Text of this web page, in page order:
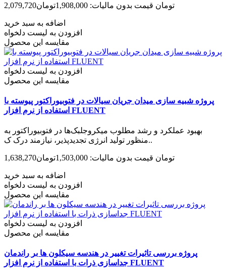
2,079,720تومان قیمت بدون مالیات: 1,908,000تومان
اضافه به سبد خرید
افزودن به لیست دلخواه
مقایسه این محصول
افزودن به لیست دلخواه
مقایسه این محصول
پروژه شبیه سازی میدان جریان سیالات در فتوبیوراکتور پیوسته با
استفاده از نرم افزار FLUENT
بهبود عملکرد و رشد مطلوب میکروجلبک‌ها در فتوبیوراکتور به‌
منظور تولید انرژی تجدیدپذیر، نیازمند درک ک..
1,638,270تومان قیمت بدون مالیات: 1,503,000تومان
اضافه به سبد خرید
افزودن به لیست دلخواه
مقایسه این محصول
افزودن به لیست دلخواه
مقایسه این محصول
پروژه بررسی تاثیرات تغییر در هندسه سیکلون ها بر راندمان
جداسازی ذرات با استفاده از نرم افزار FLUENT